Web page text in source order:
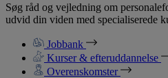
Søg råd og vejledning om
udvid din viden med specialiserede
Jobbank
Kurser & efteruddannelse
Overenskomster